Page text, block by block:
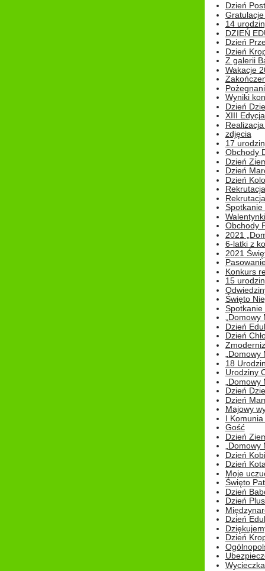
Dzień
14
DZIEŃ
Dzień
Dzień
Z galerii
Wakacje
Wyniki
Dzień
XIII
zdjęcia
17
Obchody
Dzień
Dzień
Dzień
Rekrutacja
Spotkanie
Obchody
2021
6-latki z
2021
Konkurs
15
Święto
Spotkanie
Dzień
Dzień
18
Urodziny
Dzień
Dzień
Majowy
I
Gość
Dzień
Dzień
Dzień
Moje
Święto
Dzień
Dzień
Dzień
Dzień